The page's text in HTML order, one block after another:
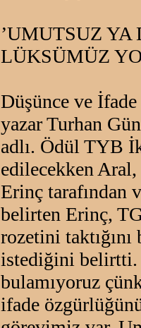
’UMUTSUZ
LÜKSÜMÜZ
Düşünce ve
yazar Turhan
adlı. Ödül TYB
edilecekken
Erinç tarafından
belirten Erinç,
rozetini
istediğini belirtti.
bulamıyoruz
ifade